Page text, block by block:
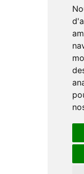
Nous utilisons des cookies et